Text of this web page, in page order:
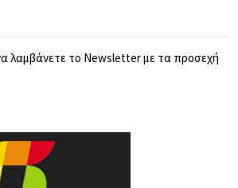
λαμβάνετε το Newsletter με τα προσεχή